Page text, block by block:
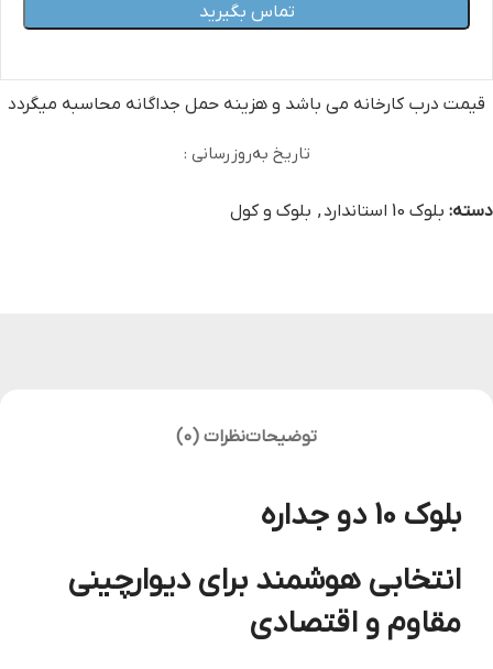
تماس بگیرید
قیمت درب کارخانه می‏ باشد و هزینه حمل جداگانه محاسبه میگردد
تاریخ به‌روزرسانی :
دسته: بلوک 10 استاندارد , بلوک و کول
توضیحاتنظرات (0)
بلوک 10 دو جداره
انتخابی هوشمند برای دیوارچینی
مقاوم و اقتصادی